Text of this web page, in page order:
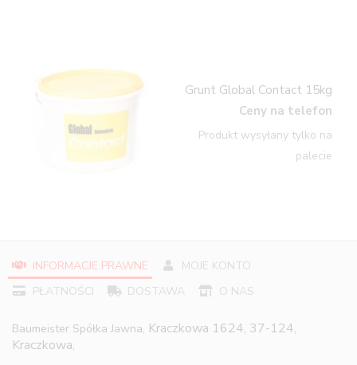
Grunt Global Contact 15kg
Ceny na telefon
Produkt wysyłany tylko na
palecie
INFORMACJE PRAWNE
MOJE KONTO
PŁATNOŚCI
DOSTAWA O NAS
Baumeister Spółka Jawna, Kraczkowa 1624, 37-124,
Kraczkowa,